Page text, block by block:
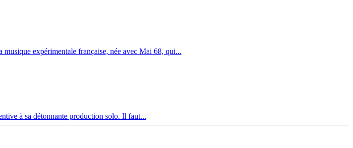
expérimentale française, née avec Mai 68, qui...
à sa détonnante production solo. Il faut...